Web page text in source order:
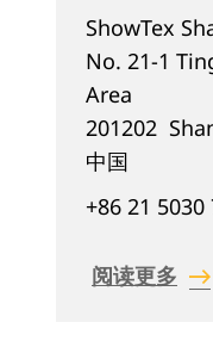
ShowTex
No. 21-1
Area
201202
中国
+86 21 5030
阅读更多